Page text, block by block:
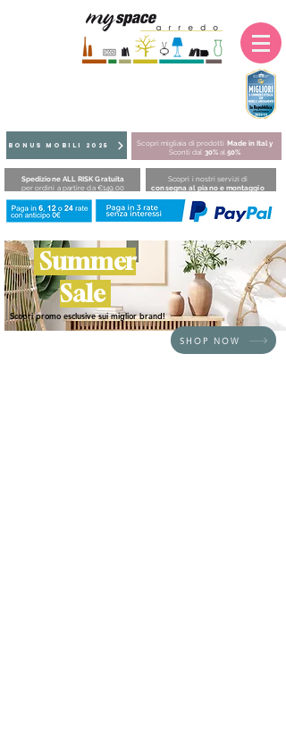
BONUS MOBILI 2025 Scopri migliaia di prodotti Made in Italy
Sconti dal 30%al50%
Spedizione ALL RISK Gratuita
per ordini a partire da €149,00
Scopri i nostri servizi di
consegna al piano e montaggio
Summer
Sale
SHOP NOW
Scopri promo esclusive sui miglior brand!